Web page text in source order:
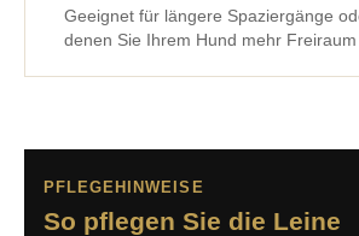
Geeignet für längere Spaziergänge
denen Sie Ihrem Hund mehr Freiraum
PFLEGEHINWEISE
So pflegen Sie die Leine